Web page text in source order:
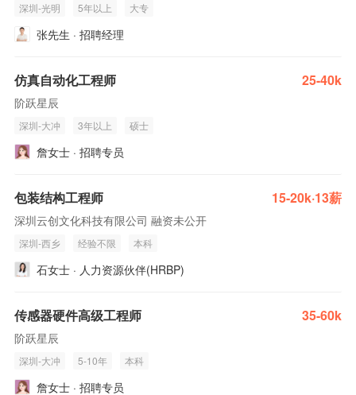
深圳-光明 5年以上 大专
张先生 · 招聘经理
仿真自动化工程师 25-40k
阶跃星辰
深圳-大冲 3年以上 硕士
詹女士 · 招聘专员
包装结构工程师 15-20k·13薪
深圳云创文化科技有限公司 融资未公开
深圳-西乡 经验不限 本科
石女士 · 人力资源伙伴(HRBP)
传感器硬件高级工程师 35-60k
阶跃星辰
深圳-大冲 5-10年 本科
詹女士 · 招聘专员